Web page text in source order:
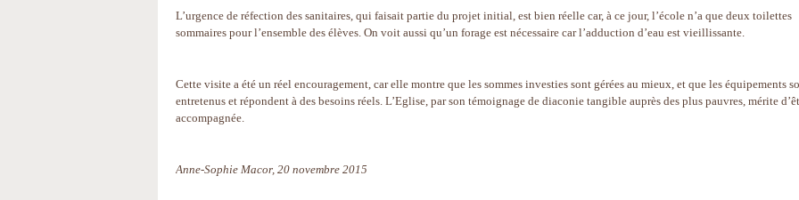
L’urgence de réfection des sanitaires, qui faisait partie du projet initial, est bien réelle car, à ce jour, l’école n’a que deux toilettes
sommaires pour l’ensemble des élèves. On voit aussi qu’un forage est nécessaire car l’adduction d’eau est vieillissante.
Cette visite a été un réel encouragement, car elle montre que les sommes investies sont gérées au mieux, et que les équipements
entretenus et répondent à des besoins réels. L’Eglise, par son témoignage de diaconie tangible auprès des plus pauvres, mérite
accompagnée.
Anne-Sophie Macor, 20 novembre 2015